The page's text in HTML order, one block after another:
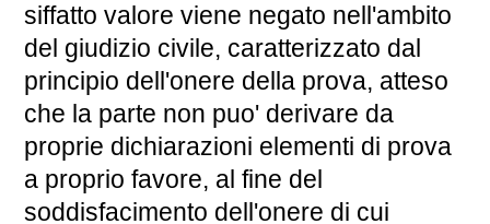
siffatto valore viene negato nell'ambito
del giudizio civile, caratterizzato dal
principio dell'onere della prova, atteso
che la parte non puo' derivare da
proprie dichiarazioni elementi di prova
a proprio favore, al fine del
soddisfacimento dell'onere di cui